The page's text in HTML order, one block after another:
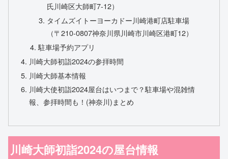
氏川崎区大師町7-12）
タイムズイトーヨーカドー川崎港町店駐車場
（〒210-0807神奈川県川崎市川崎区港町12）
駐車場予約アプリ
川崎大師初詣2024の参拝時間
川崎大師基本情報
川崎大使初詣2024屋台はいつまで？駐車場や混雑情
報、参拝時間も！(神奈川)まとめ
川崎大師初詣2024の屋台情報